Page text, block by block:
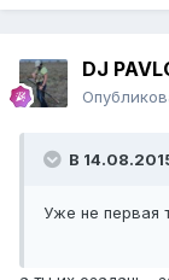
DJ
В
Уже не первая